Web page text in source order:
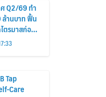
Q2/69 ทำ
ล้านบาท ฟื้น
ตรมาสก่อน
ระหว่าง
บาทต่อหุ้น
ติบโตต่อเนื่อง
Tap
Care